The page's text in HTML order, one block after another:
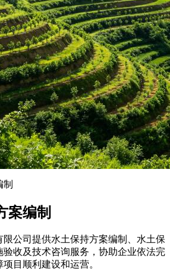
案编制
限公司提供水土保持方案编制、水土保
收及技术咨询服务，协助企业依法完
目顺利建设和运营。